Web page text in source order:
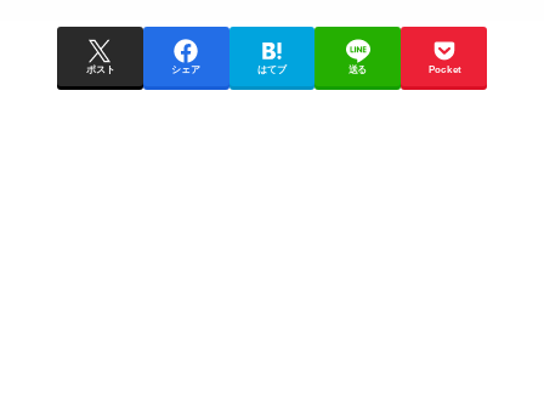
ポスト シェア はてブ 送る Pocket